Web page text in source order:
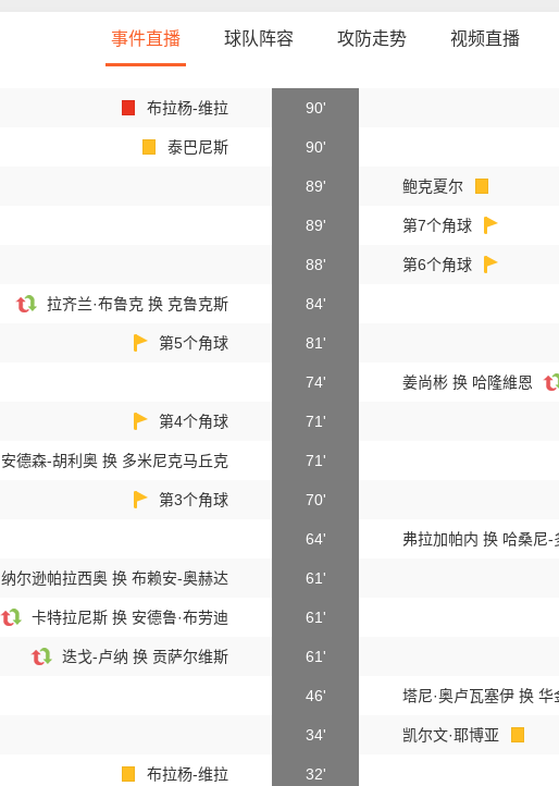
事件直播 球队阵容 攻防走势 视频直播
布拉杨-维拉 90'
泰巴尼斯 90'
鲍克夏尔
89'
第7个角球
89'
第6个角球
88'
拉齐兰·布鲁克 换 克鲁克斯 84'
第5个角球 81'
姜尚彬 换 哈隆維恩
74'
第4个角球 71'
安德森-胡利奥 换 多米尼克马丘克 71'
第3个角球 70'
弗拉加帕内 换 哈桑尼
64'
纳尔逊帕拉西奥 换 布赖安-奥赫达 61'
卡特拉尼斯 换 安德鲁·布劳迪 61'
迭戈-卢纳 换 贡萨尔维斯 61'
塔尼·奥卢瓦塞伊 换
46'
凯尔文·耶博亚
34'
布拉杨-维拉 32'